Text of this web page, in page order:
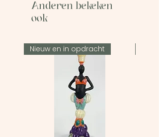
Anderen bekeken
ook
Nieuw en in opdracht